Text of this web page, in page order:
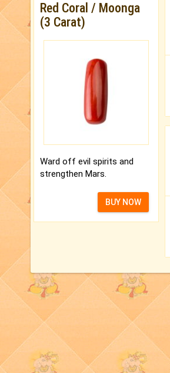
Red Coral / Moonga
(3 Carat)
Ward off evil spirits and
strengthen Mars.
BUY NOW